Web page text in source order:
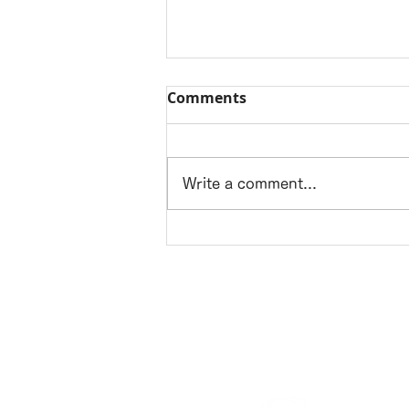
Comments
Write a comment...